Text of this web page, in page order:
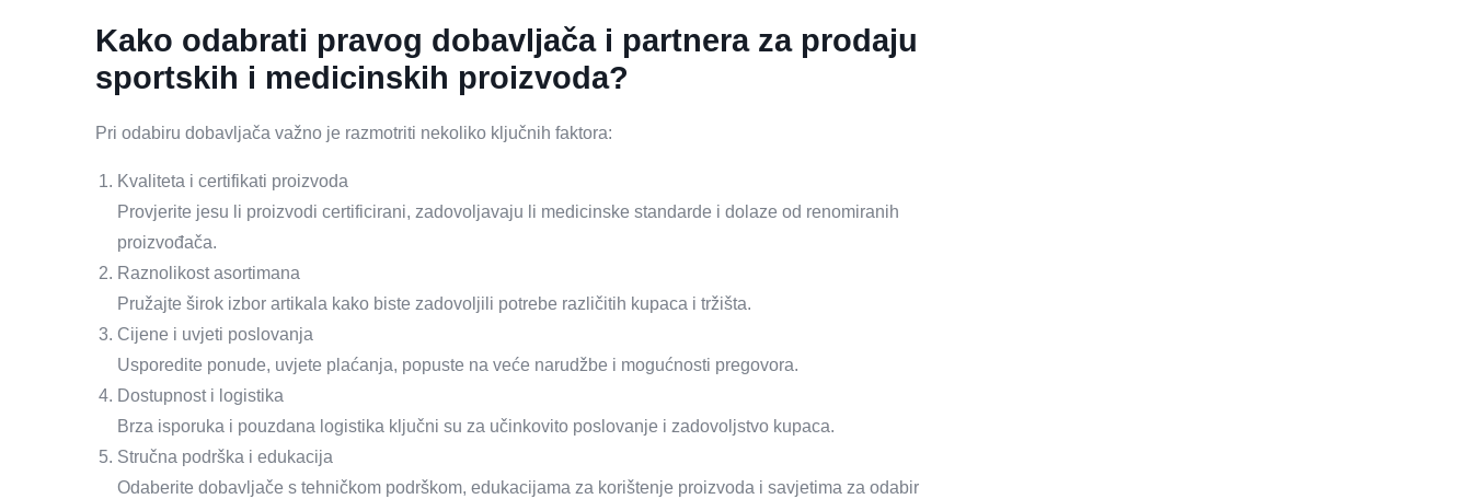
Kako odabrati pravog dobavljača i partnera za prodaju
sportskih i medicinskih proizvoda?
Pri odabiru dobavljača važno je razmotriti nekoliko ključnih faktora:
Kvaliteta i certifikati proizvoda
Provjerite jesu li proizvodi certificirani, zadovoljavaju li medicinske standarde i dolaze od renomiranih
proizvođača.
Raznolikost asortimana
Pružajte širok izbor artikala kako biste zadovoljili potrebe različitih kupaca i tržišta.
Cijene i uvjeti poslovanja
Usporedite ponude, uvjete plaćanja, popuste na veće narudžbe i mogućnosti pregovora.
Dostupnost i logistika
Brza isporuka i pouzdana logistika ključni su za učinkovito poslovanje i zadovoljstvo kupaca.
Stručna podrška i edukacija
Odaberite dobavljače s tehničkom podrškom, edukacijama za korištenje proizvoda i savjetima za odabir